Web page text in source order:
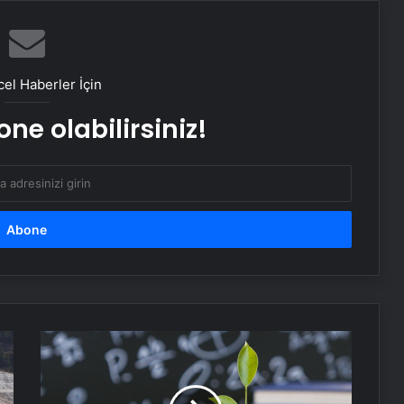
Kayseri’de kadın eşini bıçaklayarak
Sultangazi’de Hanzala Sezonu ve
Anneler Günü Kutlandı
Haberler İçin
olabilirsiniz!
Küçük
alışkanlıklarla
büyük
sonuçlar